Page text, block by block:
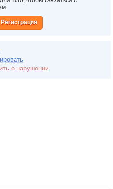
Регистрация
о нарушении